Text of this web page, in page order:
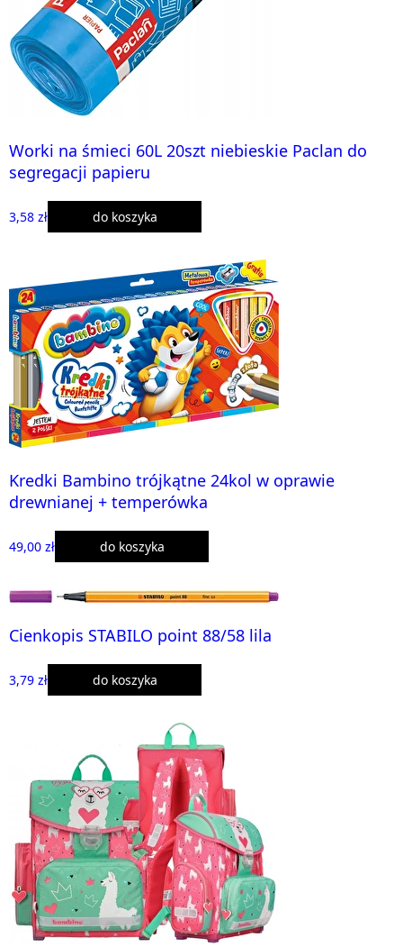
Worki na śmieci 60L 20szt niebieskie Paclan do
segregacji papieru
3,58 zł do koszyka
Kredki Bambino trójkątne 24kol w oprawie
drewnianej + temperówka
49,00 zł do koszyka
Cienkopis STABILO point 88/58 lila
3,79 zł do koszyka